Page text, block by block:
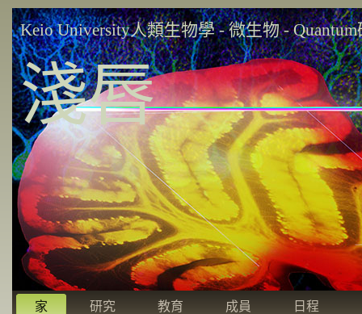
Keio University人類生物學 - 微生物 -
淺唇
家 研究 教育 成員 日程